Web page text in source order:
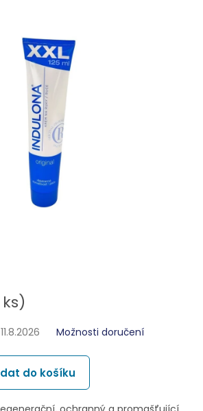
11.8.2026 Možnosti doručení
do košíku